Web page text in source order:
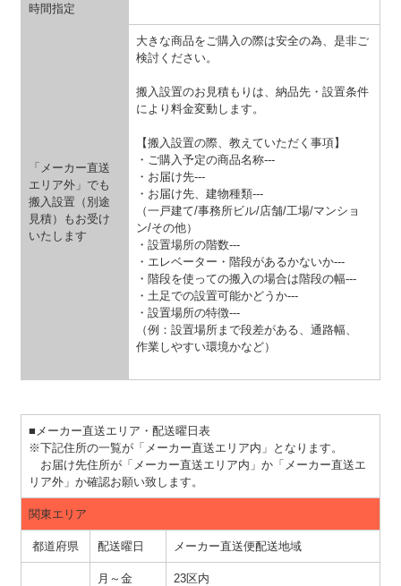
時間指定
「メーカー直送
エリア外」でも
搬入設置（別途
見積）もお受け
いたします
大きな商品をご購入の際は安全の為、是非ご
検討ください。
搬入設置のお見積もりは、納品先・設置条件
により料金変動します。
【搬入設置の際、教えていただく事項】
・ご購入予定の商品名称---
・お届け先---
・お届け先、建物種類---
（一戸建て/事務所ビル/店舗/工場/マンショ
ン/その他）
・設置場所の階数---
・エレベーター・階段があるかないか---
・階段を使っての搬入の場合は階段の幅---
・土足での設置可能かどうか---
・設置場所の特徴---
（例：設置場所まで段差がある、通路幅、
作業しやすい環境かなど）
■メーカー直送エリア・配送曜日表
※下記住所の一覧が「メーカー直送エリア内」となります。
お届け先住所が「メーカー直送エリア内」か「メーカー直送エ
リア外」か確認お願い致します。
関東エリア
都道府県 配送曜日 メーカー直送便配送地域
月～金 23区内